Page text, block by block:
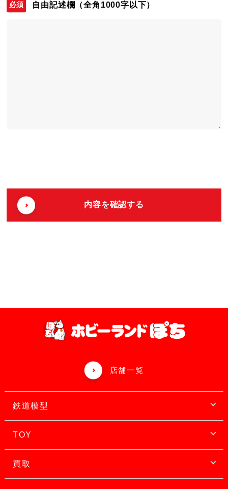
自由記述欄 （全角1000字以下）
店舗一覧
鉄道模型
TOY
買取